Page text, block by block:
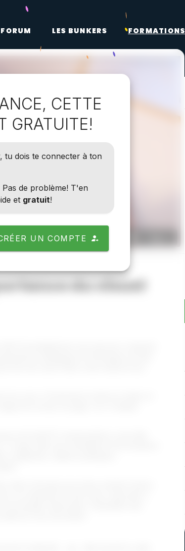
FORUM LES BUNKERS FORMATIONS
CETTE
GRATUITE!
tu dois te connecter à ton
de problème! T'en
et gratuit!
UN COMPTE
du visuel